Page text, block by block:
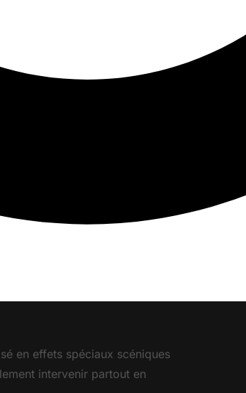
en effets spéciaux scéniques
intervenir partout en